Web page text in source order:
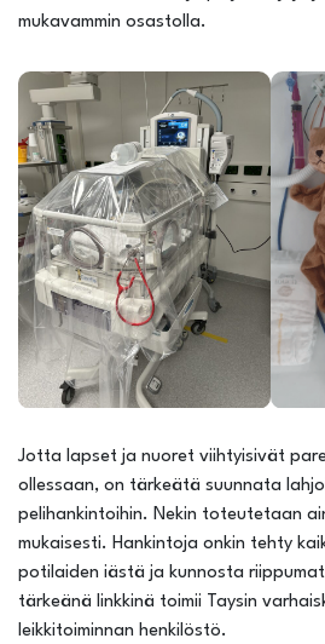
mukavammin osastolla.
Jotta lapset ja nuoret viihtyisivät
ollessaan, on tärkeätä suunnata
pelihankintoihin. Nekin toteutetaan
mukaisesti. Hankintoja onkin tehty
potilaiden iästä ja kunnosta
tärkeänä linkkinä toimii Taysin
leikkitoiminnan henkilöstö.